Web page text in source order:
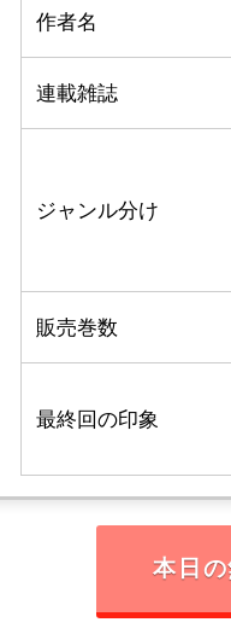
作者名
連載雑誌
ジャンル分け
販売巻数
最終回の印象
本日